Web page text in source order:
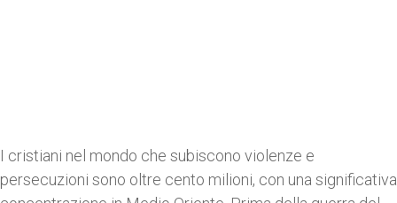
I cristiani nel mondo che subiscono violenze e
persecuzioni sono oltre cento milioni, con una significativa